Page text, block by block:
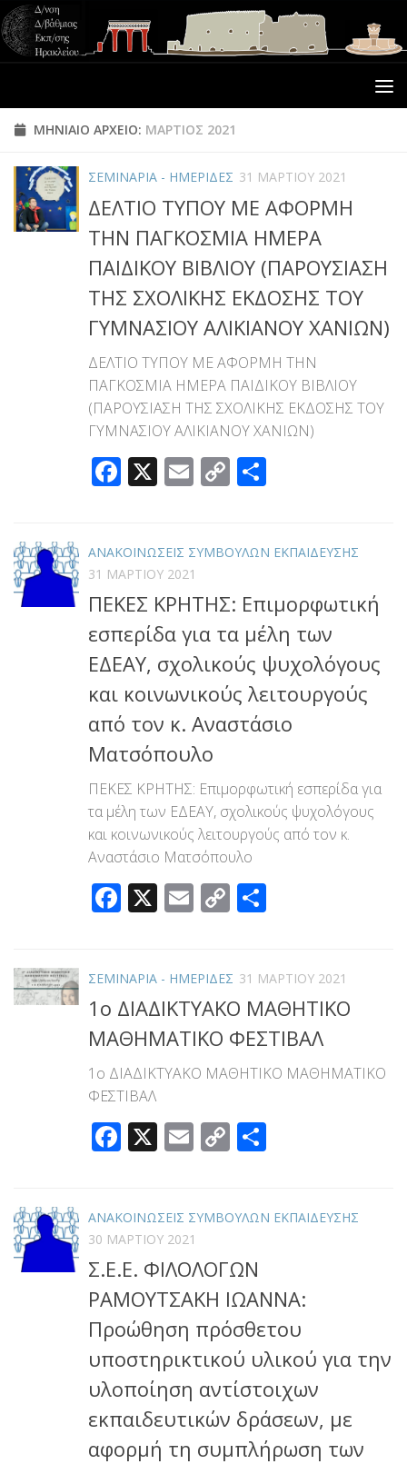
ΜΗΝΙΑΊΟ ΑΡΧΕΊΟ: ΜΆΡΤΙΟΣ 2021
ΣΕΜΙΝΑΡΙΑ - ΗΜΕΡΙΔΕΣ 31 ΜΑΡΤΊΟΥ 2021
ΔΕΛΤΙΟ ΤΥΠΟΥ ΜΕ ΑΦΟΡΜΗ
ΤΗΝ ΠΑΓΚΟΣΜΙΑ ΗΜΕΡΑ
ΠΑΙΔΙΚΟΥ ΒΙΒΛΙΟΥ (ΠΑΡΟΥΣΙΑΣΗ
ΤΗΣ ΣΧΟΛΙΚΗΣ ΕΚΔΟΣΗΣ ΤΟΥ
ΓΥΜΝΑΣΙΟΥ ΑΛΙΚΙΑΝΟΥ ΧΑΝΙΩΝ)
ΔΕΛΤΙΟ ΤΥΠΟΥ ΜΕ ΑΦΟΡΜΗ ΤΗΝ
ΠΑΓΚΟΣΜΙΑ ΗΜΕΡΑ ΠΑΙΔΙΚΟΥ ΒΙΒΛΙΟΥ
(ΠΑΡΟΥΣΙΑΣΗ ΤΗΣ ΣΧΟΛΙΚΗΣ ΕΚΔΟΣΗΣ ΤΟΥ
ΓΥΜΝΑΣΙΟΥ ΑΛΙΚΙΑΝΟΥ ΧΑΝΙΩΝ)
Facebook
X Email
Copy
ΑΝΑΚΟΙΝΩΣΕΙΣ ΣΥΜΒΟΥΛΩΝ ΕΚΠΑΙΔΕΥΣΗΣ
31 ΜΑΡΤΊΟΥ 2021
ΠΕΚΕΣ ΚΡΗΤΗΣ: Επιμορφωτική
εσπερίδα για τα μέλη των
ΕΔΕΑΥ, σχολικούς ψυχολόγους
και κοινωνικούς λειτουργούς
από τον κ. Αναστάσιο
Ματσόπουλο
ΠΕΚΕΣ ΚΡΗΤΗΣ: Επιμορφωτική εσπερίδα για
τα μέλη των ΕΔΕΑΥ, σχολικούς ψυχολόγους
και κοινωνικούς λειτουργούς από τον κ.
Αναστάσιο Ματσόπουλο
Facebook
X Email
Copy
ΣΕΜΙΝΑΡΙΑ - ΗΜΕΡΙΔΕΣ 31 ΜΑΡΤΊΟΥ 2021
1ο ΔΙΑΔΙΚΤΥΑΚΟ ΜΑΘΗΤΙΚΟ
ΜΑΘΗΜΑΤΙΚΟ ΦΕΣΤΙΒΑΛ
1ο ΔΙΑΔΙΚΤΥΑΚΟ ΜΑΘΗΤΙΚΟ ΜΑΘΗΜΑΤΙΚΟ
ΦΕΣΤΙΒΑΛ
Facebook
X Email
Copy
ΑΝΑΚΟΙΝΩΣΕΙΣ ΣΥΜΒΟΥΛΩΝ ΕΚΠΑΙΔΕΥΣΗΣ
30 ΜΑΡΤΊΟΥ 2021
Σ.Ε.Ε. ΦΙΛΟΛΟΓΩΝ
ΡΑΜΟΥΤΣΑΚΗ ΙΩΑΝΝΑ:
Προώθηση πρόσθετου
υποστηρικτικού υλικού για την
υλοποίηση αντίστοιχων
εκπαιδευτικών δράσεων, με
αφορμή τη συμπλήρωση των